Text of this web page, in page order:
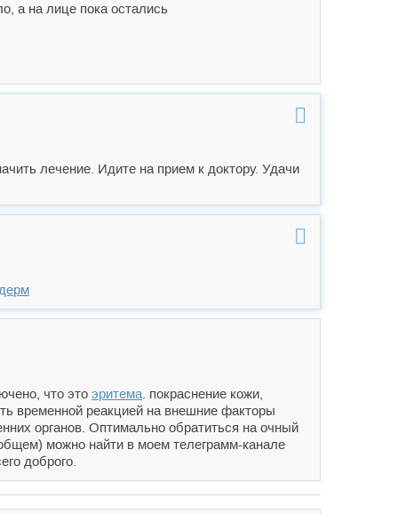
а на лице пока остались
лечение. Идите на прием к доктору. Удачи
что это эритема . покраснение кожи,
временной реакцией на внешние факторы
органов. Оптимально обратиться на очный
можно найти в моем телеграмм-канале
доброго.